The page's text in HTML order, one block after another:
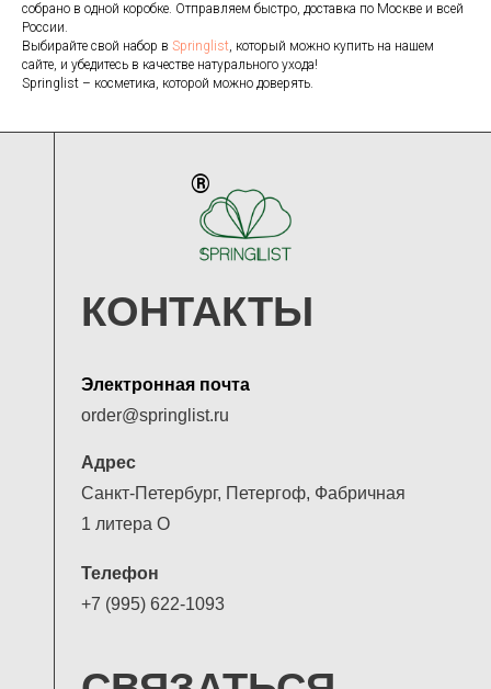
собрано в одной коробке. Отправляем быстро, доставка по Москве и всей
России.
Выбирайте свой набор в Springlist, который можно купить на нашем
сайте, и убедитесь в качестве натурального ухода!
Springlist – косметика, которой можно доверять.
КОНТАКТЫ
Электронная почта
order@springlist.ru
Адрес
Санкт-Петербург, Петергоф, Фабричная
1 литера О
Телефон
+7 (995) 622-1093
®